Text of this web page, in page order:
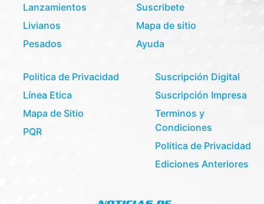
Lanzamientos
Livianos
Pesados
Suscribete
Mapa de sitio
Ayuda
Politica de Privacidad
Línea Etica
Mapa de Sitio
PQR
Suscripción Digital
Suscripción Impresa
Terminos y
Condiciones
Politica de Privacidad
Ediciones Anteriores